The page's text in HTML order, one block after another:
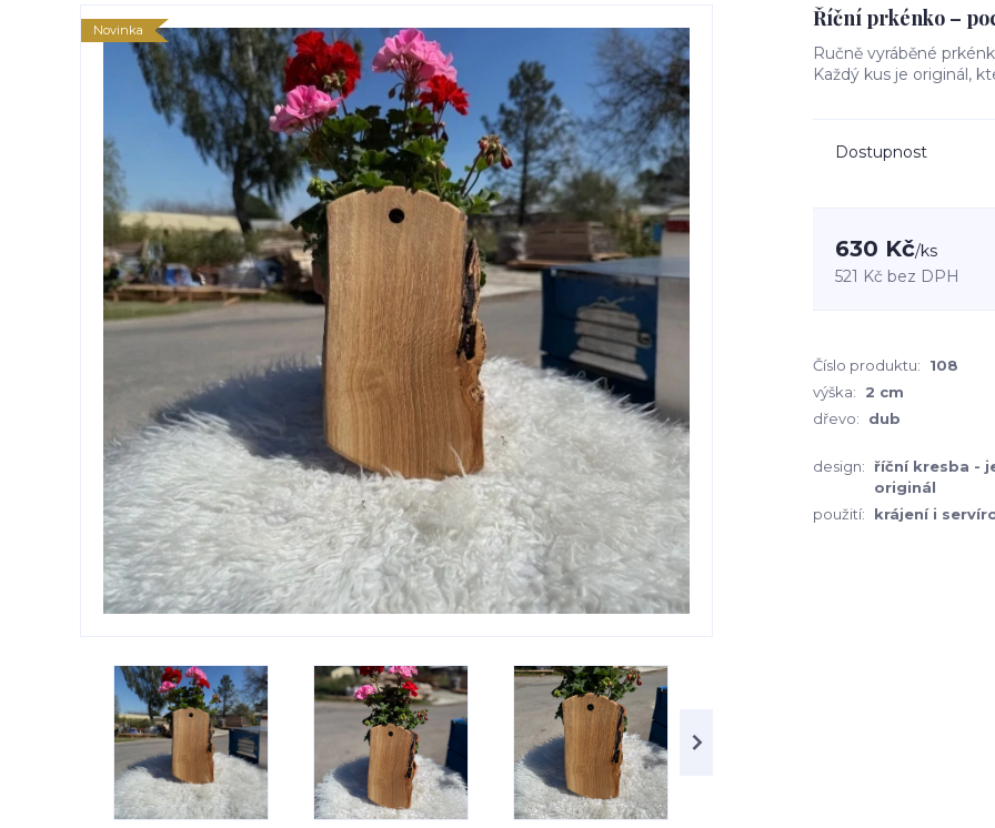
Novinka Říční prkénko –
Ručně vyráběné
Každý kus je originál,
Dostupnost
630 Kč/ks
521 Kč bez DPH
Číslo produktu: 108
výška:
2 cm
dřevo:
dub
design:
říční kresba -
originál
použití: krájení i